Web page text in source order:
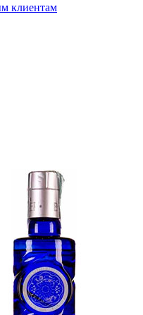
клиентам